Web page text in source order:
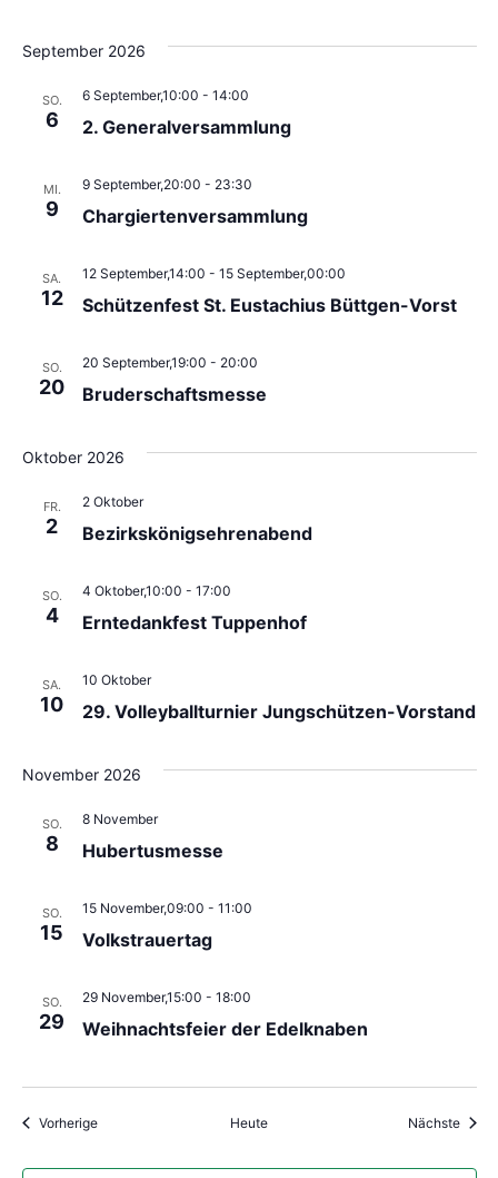
September 2026
SO.
6 2. Generalversammlung
6 September,10:00 - 14:00
MI.
9 Chargiertenversammlung
9 September,20:00 - 23:30
SA.
12 Schützenfest St. Eustachius Büttgen-Vorst
12 September,14:00 - 15 September,00:00
SO.
20 Bruderschaftsmesse
20 September,19:00 - 20:00
Oktober 2026
FR.
2 Bezirkskönigsehrenabend
2 Oktober
SO.
4 Erntedankfest Tuppenhof
4 Oktober,10:00 - 17:00
SA.
10 29. Volleyballturnier Jungschützen-Vorstand
10 Oktober
November 2026
SO.
8 Hubertusmesse
8 November
SO.
15 Volkstrauertag
15 November,09:00 - 11:00
SO.
29 Weihnachtsfeier der Edelknaben
29 November,15:00 - 18:00
VorherigeVeranstaltungen Heute Nächste